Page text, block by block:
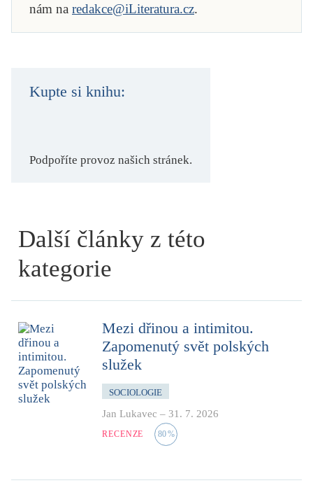
nám na redakce@iLiteratura.cz.
Kupte si knihu:
Podpoříte provoz našich stránek.
Další články z této
kategorie
Mezi dřinou a intimitou.
Zapomenutý svět polských
služek
SOCIOLOGIE
Jan Lukavec – 31. 7. 2026
RECENZE 80%